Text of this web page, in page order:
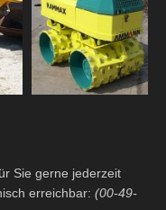
Sie gerne jederzeit
erreichbar: (00-49-